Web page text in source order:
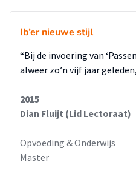
Ib’er nieuwe stijl
“Bij de invoering van
alweer zo’n vijf jaar
2015
Dian Fluijt (Lid Lectoraat)
Opvoeding & Onderwijs
Master